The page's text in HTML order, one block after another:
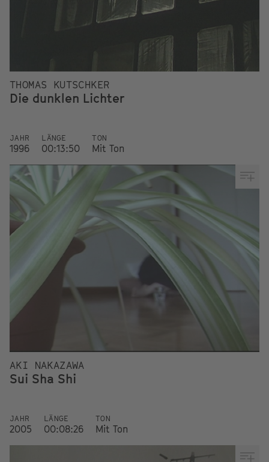
THOMAS KUTSCHKER
Die dunklen Lichter
JAHR
1996
LÄNGE
00:13:50
TON
Mit Ton
AKI NAKAZAWA
Sui Sha Shi
JAHR
2005
LÄNGE
00:08:26
TON
Mit Ton